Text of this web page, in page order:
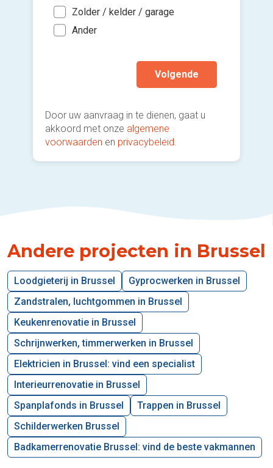
Zolder / kelder / garage
Ander
Volgende
Door uw aanvraag in te dienen, gaat u
akkoord met onze algemene
voorwaarden en privacybeleid
Andere projecten in Brussel
Loodgieterij in Brussel
Gyprocwerken in Brussel
Zandstralen, luchtgommen in Brussel
Keukenrenovatie in Brussel
Schrijnwerken, timmerwerken in Brussel
Elektricien in Brussel: vind een specialist
Interieurrenovatie in Brussel
Spanplafonds in Brussel
Trappen in Brussel
Schilderwerken Brussel
Badkamerrenovatie Brussel: vind de beste vakmannen